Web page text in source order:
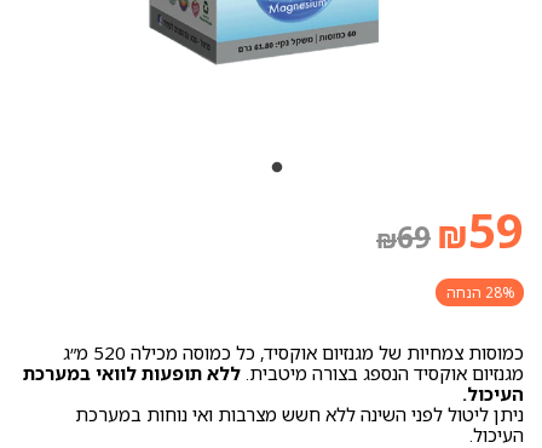
₪69 ₪59
28% הנחה
כמוסות צמחיות של מגנזיום אוקסיד, כל כמוסה מכילה 520 מ״ג
מגנזיום אוקסיד הנספג בצורה מיטבית. ללא תופעות לוואי במערכת
העיכול.
ניתן ליטול לפני השינה ללא חשש מצרבות ואי נוחות במערכת
העיכול.